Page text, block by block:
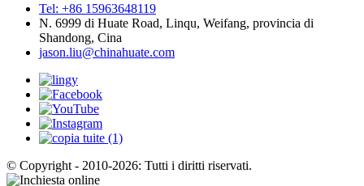
Tel: +86 15963648119
N. 6999 di Huate Road, Linqu, Weifang, provincia di
Shandong, Cina
jason.liu@chinahuate.com
© Copyright - 2010-2026: Tutti i diritti riservati.